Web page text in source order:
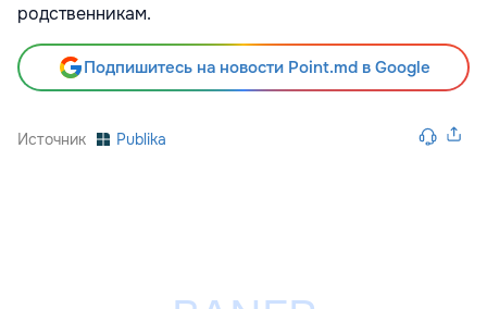
родственникам.
Подпишитесь на новости Point.md в Google
Источник Publika